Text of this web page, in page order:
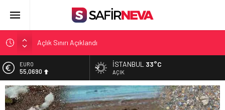
Açlık Sınırı Açıklandı
Öğretmenlere Kötü Haber
FETÖ’nün kritik ismi tutuklandı
Son dakika… İstanbul’da trafik felç
Yunanistan Başbakanı Çipras Türkiye’ye gelecek
EURO
55,0690
ALTIN
6.525,39
İSTANBUL 33°C
AÇIK